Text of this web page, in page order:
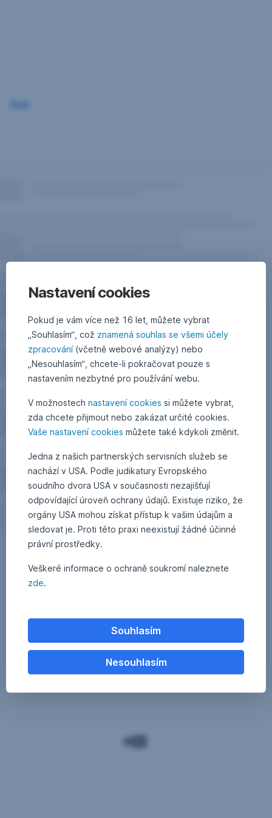
Nastavení cookies
Pokud je vám více než 16 let, můžete vybrat
„Souhlasím“, což znamená souhlas se všemi účely
zpracování(včetně webové analýzy) nebo
„Nesouhlasím“, chcete-li pokračovat pouze s
nastavením nezbytné pro používání webu.
V možnostech nastavení cookies si můžete vybrat,
zda chcete přijmout nebo zakázat určité cookies.
Vaše nastavení cookies můžete také kdykoli změnit.
Jedna z našich partnerských servisních služeb se
nachází v USA. Podle judikatury Evropského
soudního dvora USA v současnosti nezajišťují
odpovídající úroveň ochrany údajů. Existuje riziko, že
orgány USA mohou získat přístup k vašim údajům a
sledovat je. Proti této praxi neexistují žádné účinné
právní prostředky.
Veškeré informace o ochraně soukromí naleznete
zde.
Souhlasím
Nesouhlasím